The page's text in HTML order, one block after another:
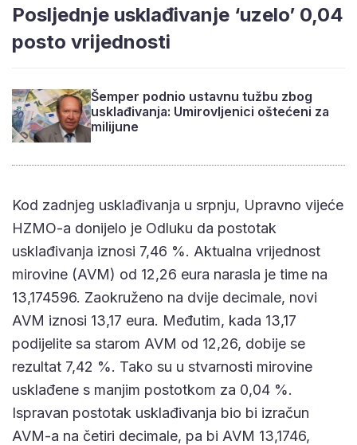
Posljednje usklađivanje ‘uzelo’ 0,04
posto vrijednosti
Šemper podnio ustavnu tužbu zbog
usklađivanja: Umirovljenici oštećeni za
milijune
Kod zadnjeg usklađivanja u srpnju, Upravno vijeće
HZMO-a donijelo je Odluku da postotak
usklađivanja iznosi 7,46 %. Aktualna vrijednost
mirovine (AVM) od 12,26 eura narasla je time na
13,174596. Zaokruženo na dvije decimale, novi
AVM iznosi 13,17 eura. Međutim, kada 13,17
podijelite sa starom AVM od 12,26, dobije se
rezultat 7,42 %. Tako su u stvarnosti mirovine
usklađene s manjim postotkom za 0,04 %.
Ispravan postotak usklađivanja bio bi izračun
AVM-a na četiri decimale, pa bi AVM 13,1746,